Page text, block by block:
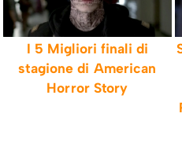
I 5 Migliori finali di
stagione di American
Horror Story